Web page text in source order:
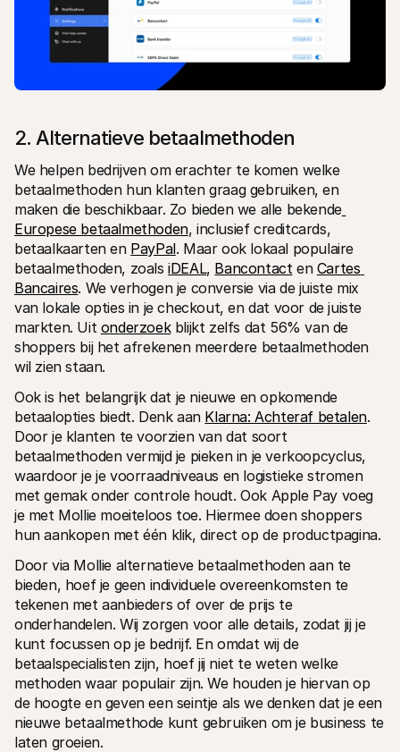
2. Alternatieve betaalmethoden
We helpen bedrijven om erachter te komen welke
betaalmethoden hun klanten graag gebruiken, en
maken die beschikbaar. Zo bieden we alle bekende
Europese betaalmethoden, inclusief creditcards,
betaalkaarten en PayPal. Maar ook lokaal populaire
betaalmethoden, zoals iDEAL, Bancontact en Cartes
Bancaires. We verhogen je conversie via de juiste mix
van lokale opties in je checkout, en dat voor de juiste
markten. Uit onderzoek blijkt zelfs dat 56% van de
shoppers bij het afrekenen meerdere betaalmethoden
wil zien staan.
Ook is het belangrijk dat je nieuwe en opkomende
betaalopties biedt. Denk aan Klarna: Achteraf betalen.
Door je klanten te voorzien van dat soort
betaalmethoden vermijd je pieken in je verkoopcyclus,
waardoor je je voorraadniveaus en logistieke stromen
met gemak onder controle houdt. Ook Apple Pay voeg
je met Mollie moeiteloos toe. Hiermee doen shoppers
hun aankopen met één klik, direct op de productpagina.
Door via Mollie alternatieve betaalmethoden aan te
bieden, hoef je geen individuele overeenkomsten te
tekenen met aanbieders of over de prijs te
onderhandelen. Wij zorgen voor alle details, zodat jij je
kunt focussen op je bedrijf. En omdat wij de
betaalspecialisten zijn, hoef jij niet te weten welke
methoden waar populair zijn. We houden je hiervan op
de hoogte en geven een seintje als we denken dat je een
nieuwe betaalmethode kunt gebruiken om je business te
laten groeien.